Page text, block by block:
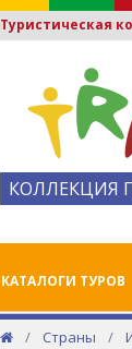
Туристическая
КОЛЛЕКЦИЯ
КАТАЛОГИ ТУРОВ
Страны